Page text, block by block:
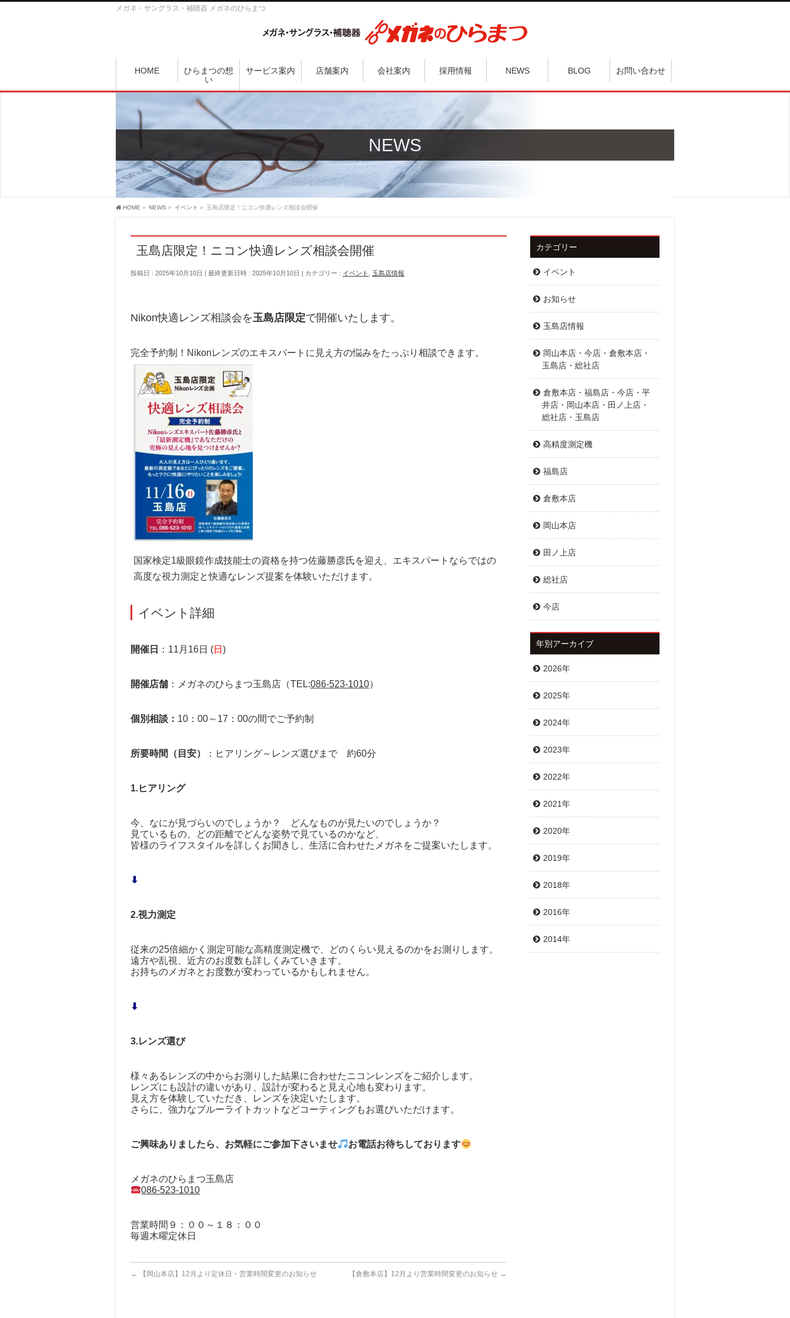
メガネ・サングラス・補聴器 メガネのひらまつ
HOME
ひらまつの想
い
サービス案内 店舗案内 会社案内 採用情報 NEWS BLOG お問い合わせ
NEWS
HOME » NEWS » イベント » 玉島店限定！ニコン快適レンズ相談会開催
玉島店限定！ニコン快適レンズ相談会開催
投稿日 : 2025年10月10日 最終更新日時 : 2025年10月10日 カテゴリー : イベント 玉島店情報
Nikon快適レンズ相談会を玉島店限定で開催いたします。
完全予約制！Nikonレンズのエキスパートに見え方の悩みをたっぷり相談できます。
国家検定1級眼鏡作成技能士の資格を持つ佐藤勝彦氏を迎え、エキスパートならではの
高度な視力測定と快適なレンズ提案を体験いただけます。
イベント詳細
開催日 ：11月16日 (日 )
開催店舗 ：メガネのひらまつ玉島店（TEL:086-523-1010）
個別相談： 10：00～17：00の間でご予約制
所要時間（目安） ：ヒアリング～レンズ選びまで 約60分
1.ヒアリング
今、なにが見づらいのでしょうか？ どんなものが見たいのでしょうか？
見ているもの、どの距離でどんな姿勢で見ているのかなど、
皆様のライフスタイルを詳しくお聞きし、生活に合わせたメガネをご提案いたします。
⬇︎
2.視力測定
従来の25倍細かく測定可能な高精度測定機で、どのくらい見えるのかをお測りします。
遠方や乱視、近方のお度数も詳しくみていきます。
お持ちのメガネとお度数が変わっているかもしれません。
⬇︎
3.レンズ選び
様々あるレンズの中からお測りした結果に合わせたニコンレンズをご紹介します。
レンズにも設計の違いがあり、設計が変わると見え心地も変わります。
見え方を体験していただき、レンズを決定いたします。
さらに、強力なブルーライトカットなどコーティングもお選びいただけます。
ご興味ありましたら、お気軽にご参加下さいませ お電話お待ちしております
メガネのひらまつ玉島店
086-523-1010
営業時間９：００～１８：００
毎週木曜定休日
← 【岡山本店】12月より定休日・営業時間変更のお知らせ 【倉敷本店】12月より営業時間変更のお知らせ →
カテゴリー
イベント
お知らせ
玉島店情報
岡山本店・今店・倉敷本店・
玉島店・総社店
倉敷本店・福島店・今店・平
井店・岡山本店・田ノ上店・
総社店・玉島店
高精度測定機
福島店
倉敷本店
岡山本店
田ノ上店
総社店
今店
年別アーカイブ
2026年
2025年
2024年
2023年
2022年
2021年
2020年
2019年
2018年
2016年
2014年